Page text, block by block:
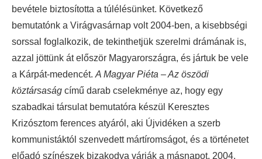
bevétele biztosította a túlélésünket. Következő
bemutatónk a Virágvasárnap volt 2004-ben, a kisebbségi
sorssal foglalkozik, de tekinthetjük szerelmi drámának is,
azzal jöttünk át először Magyarországra, és jártuk be vele
a Kárpát-medencét. A Magyar Piéta – Az öszödi
köztársaság című darab cselekménye az, hogy egy
szabadkai társulat bemutatóra készül Keresztes
Krizósztom ferences atyáról, aki Újvidéken a szerb
kommunistáktól szenvedett mártíromságot, és a történetet
előadó színészek bizakodva várják a másnapot, 2004.